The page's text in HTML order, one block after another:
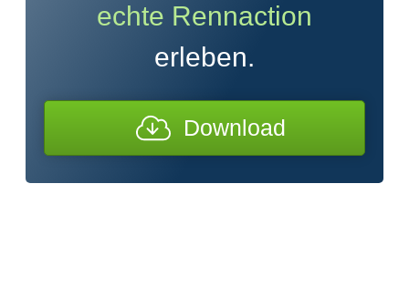
echte Rennaction
erleben.
Download